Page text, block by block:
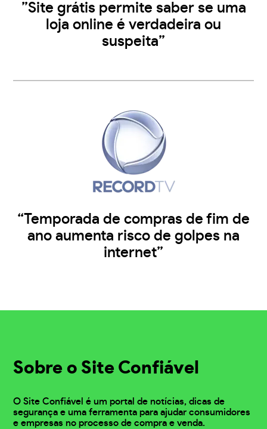
”Site grátis permite saber se uma
loja online é verdadeira ou
suspeita”
“Temporada de compras de fim de
ano aumenta risco de golpes na
internet”
Sobre o Site Confiável
O Site Confiável é um portal de notícias, dicas de
segurança e uma ferramenta para ajudar consumidores
e empresas no processo de compra e venda.